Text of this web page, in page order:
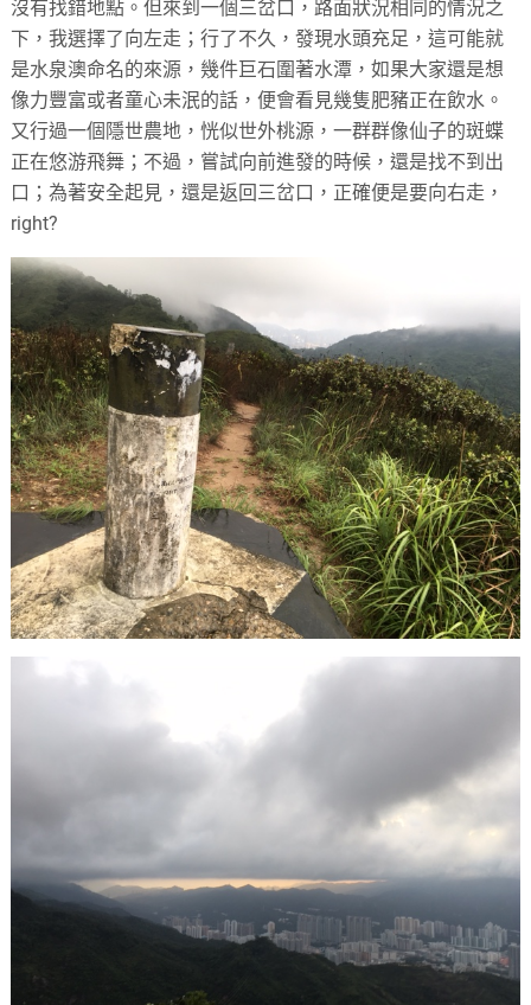
沒有找錯地點。但來到一個三岔口，路面狀況相同的情況之
下，我選擇了向左走；行了不久，發現水頭充足，這可能就
是水泉澳命名的來源，幾件巨石圍著水潭，如果大家還是想
像力豐富或者童心未泯的話，便會看見幾隻肥豬正在飲水。
又行過一個隱世農地，恍似世外桃源，一群群像仙子的斑蝶
正在悠游飛舞；不過，嘗試向前進發的時候，還是找不到出
口；為著安全起見，還是返回三岔口，正確便是要向右走，
right?